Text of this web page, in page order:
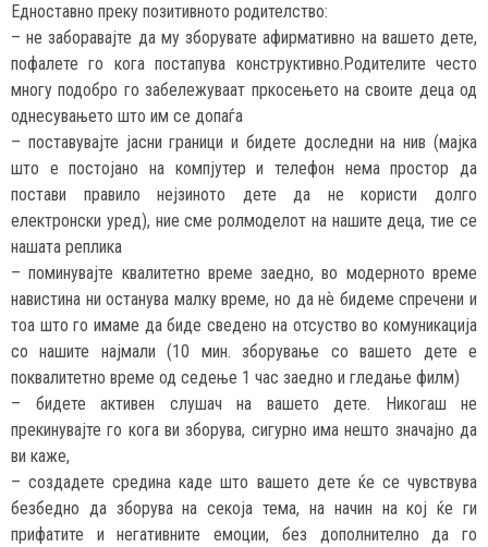
Едноставно преку позитивното родителство:
– не заборавајте да му зборувате афирмативно на вашето дете,
пофалете го кога постапува конструктивно.Родителите често
многу подобро го забележуваат пркосењето на своите деца од
однесувањето што им се допаѓа
– поставувајте јасни граници и бидете доследни на нив (мајка
што е постојано на компјутер и телефон нема простор да
постави правило нејзиното дете да не користи долго
електронски уред), ние сме ролмоделот на нашите деца, тие се
нашата реплика
– поминувајте квалитетно време заедно, во модерното време
навистина ни останува малку време, но да нѐ бидеме спречени и
тоа што го имаме да биде сведено на отсуство во комуникација
со нашите најмали (10 мин. зборување со вашето дете е
поквалитетно време од седење 1 час заедно и гледање филм)
– бидете активен слушач на вашето дете. Никогаш не
прекинувајте го кога ви зборува, сигурно има нешто значајно да
ви каже,
– создадете средина каде што вашето дете ќе се чувствува
безбедно да зборува на секоја тема, на начин на кој ќе ги
прифатите и негативните емоции, без дополнително да го